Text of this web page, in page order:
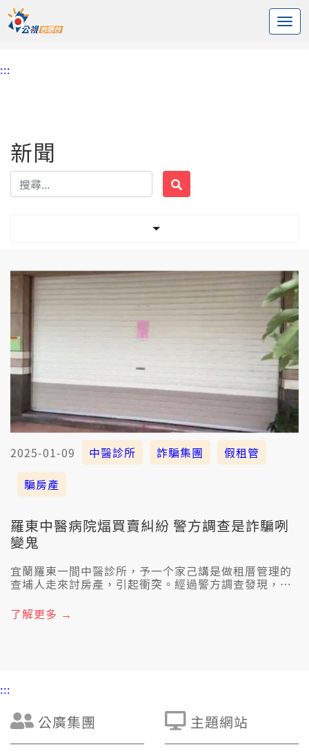
中央內容區塊
頭頁
:::
新聞
2025-01-09 中醫診所 詐騙集團
假租管
騙房產
羅東中醫病院煏買賣糾紛 警方調查是詐騙咧
變鬼
宜蘭羅東一間中醫診所，予一个家己講是做租厝管理的
查埔人走來討房產，引起衝突。經過警方調查發現，這
急欲賣厝的人撚錢。全案警方已經掠著9个嫌犯，其中姓
郭和張姓的主嫌，涉嫌詐欺罪，以50萬交保。
了解更多 →
:::
公廣集團 主題網站